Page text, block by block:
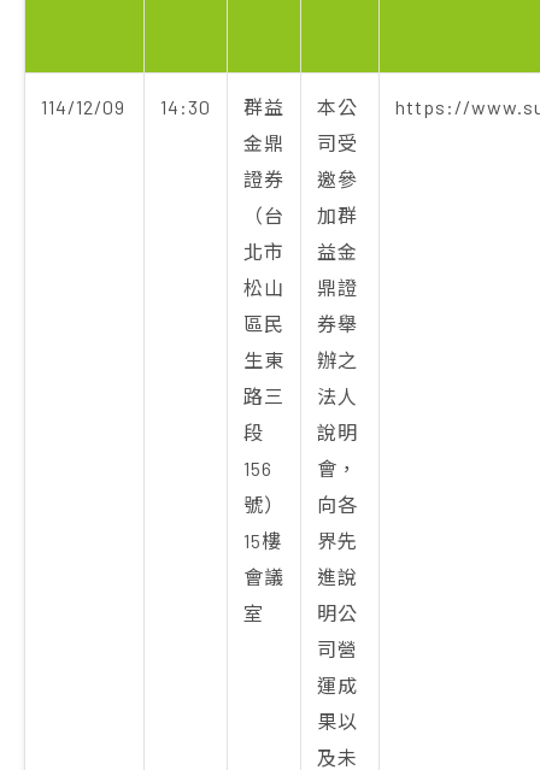
114/12/09 14:30
群益
金鼎
證券
（台
北市
松山
區民
生東
路三
段
156
號）
15樓
會議
室
本公
司受
邀參
加群
益金
鼎證
券舉
辦之
法人
說明
會，
向各
界先
進說
明公
司營
運成
果以
及未
https://